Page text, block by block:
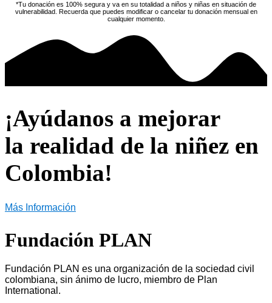
*Tu donación es 100% segura y va en su totalidad a niños y niñas en situación de
vulnerabilidad. Recuerda que puedes modificar o cancelar tu donación mensual en
cualquier momento.
¡Ayúdanos a mejorar
la realidad de la niñez en
Colombia!
Más Información
Fundación PLAN
Fundación PLAN es una organización de la sociedad civil
colombiana, sin ánimo de lucro, miembro de Plan
International.